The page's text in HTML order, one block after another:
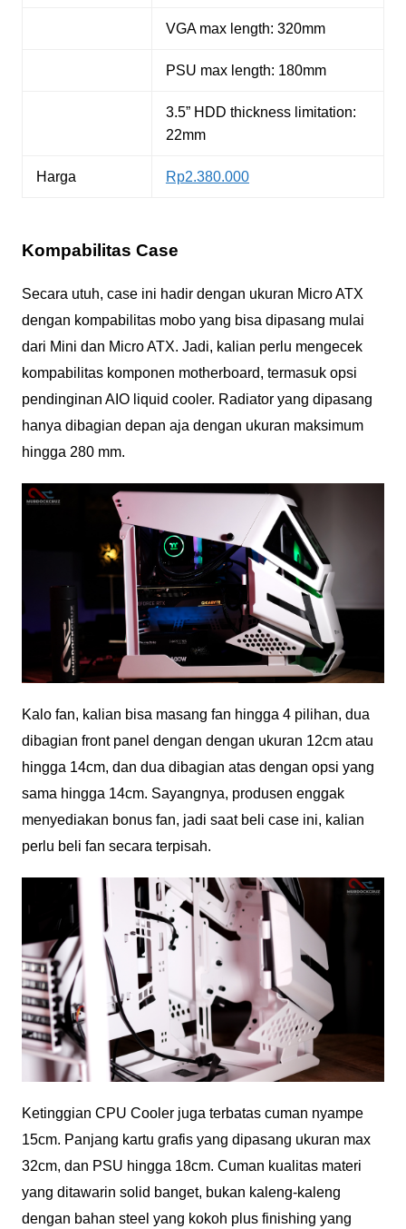
VGA max length: 320mm
PSU max length: 180mm
3.5” HDD thickness limitation:
22mm
Harga Rp2.380.000
Kompabilitas Case
Secara utuh, case ini hadir dengan ukuran Micro ATX
dengan kompabilitas mobo yang bisa dipasang mulai
dari Mini dan Micro ATX. Jadi, kalian perlu mengecek
kompabilitas komponen motherboard, termasuk opsi
pendinginan AIO liquid cooler. Radiator yang dipasang
hanya dibagian depan aja dengan ukuran maksimum
hingga 280 mm.
Kalo fan, kalian bisa masang fan hingga 4 pilihan, dua
dibagian front panel dengan dengan ukuran 12cm atau
hingga 14cm, dan dua dibagian atas dengan opsi yang
sama hingga 14cm. Sayangnya, produsen enggak
menyediakan bonus fan, jadi saat beli case ini, kalian
perlu beli fan secara terpisah.
Ketinggian CPU Cooler juga terbatas cuman nyampe
15cm. Panjang kartu grafis yang dipasang ukuran max
32cm, dan PSU hingga 18cm. Cuman kualitas materi
yang ditawarin solid banget, bukan kaleng-kaleng
dengan bahan steel yang kokoh plus finishing yang